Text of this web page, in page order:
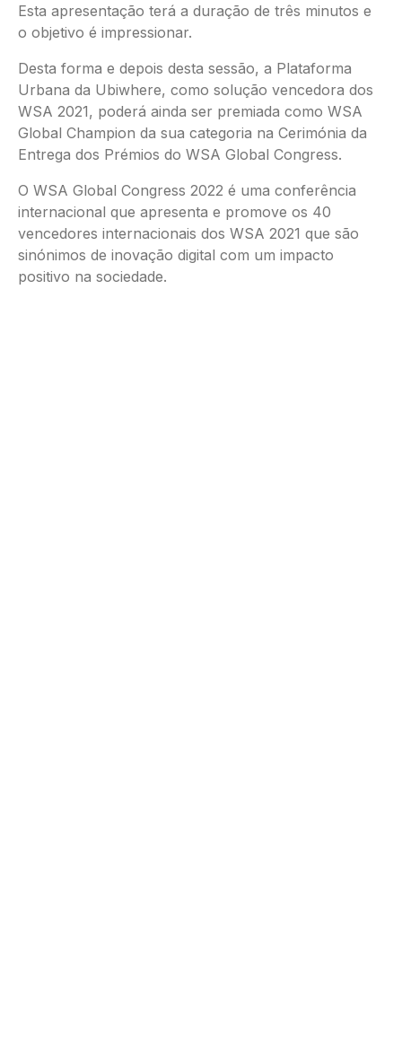
Esta apresentação terá a duração de três minutos e
o objetivo é impressionar.
Desta forma e depois desta sessão, a Plataforma
Urbana da Ubiwhere, como solução vencedora dos
WSA 2021, poderá ainda ser premiada como WSA
Global Champion da sua categoria na Cerimónia da
Entrega dos Prémios do WSA Global Congress.
O WSA Global Congress 2022 é uma conferência
internacional que apresenta e promove os 40
vencedores internacionais dos WSA 2021 que são
sinónimos de inovação digital com um impacto
positivo na sociedade.